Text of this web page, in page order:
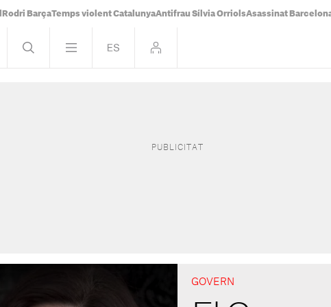
Rodri BarçaTemps violent CatalunyaAntifrau Sílvia OrriolsAsassinat
GOVERN